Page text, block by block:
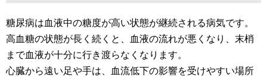
糖尿病は血液中の糖度が高い状態が継続される病気です。
高血糖の状態が長く続くと、血液の流れが悪くなり、末梢
まで血液が十分に行き渡らなくなります。
心臓から遠い足や手は、血流低下の影響を受けやすい場所